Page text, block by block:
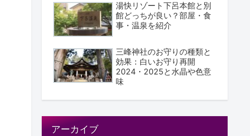
湯快リゾート下呂本館と別
館どっちが良い？部屋・食
事・温泉を紹介
三峰神社のお守りの種類と
効果：白いお守り再開
2024・2025と水晶や色意
味
アーカイブ